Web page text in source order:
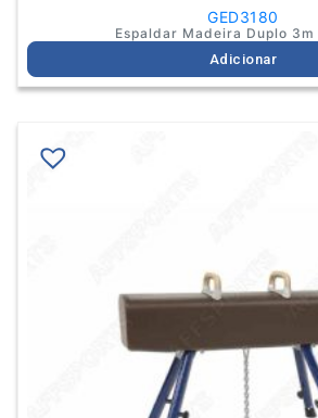
GED3180
Espaldar Madeira Duplo 3m
Adicionar